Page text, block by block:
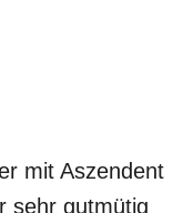
mit Aszendent
sehr gutmütig